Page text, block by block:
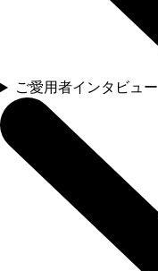
ご愛用者インタビュー